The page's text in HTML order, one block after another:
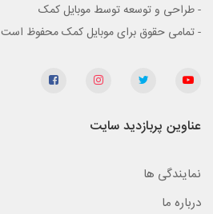
- طراحی و توسعه توسط موبایل کمک
- تمامی حقوق برای موبایل کمک محفوظ است
عناوین پربازدید سایت
نمایندگی ها
درباره ما